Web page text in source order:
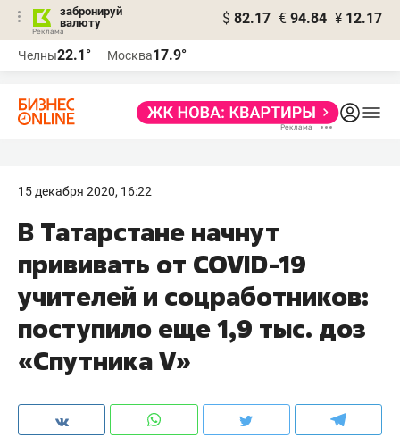
забронируй
валюту
$ 82.17 € 94.84 ¥ 12.17
Челны22.1° Москва17.9°
15 декабря 2020, 16:22
В Татарстане начнут
прививать от COVID-19
учителей и соцработников:
поступило еще 1,9 тыс. доз
«Спутника V»​